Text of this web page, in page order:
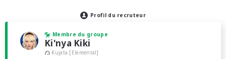
Profil du recruteur
Membre du groupe
Ki'nya Kiki
Kujata [Elemental]